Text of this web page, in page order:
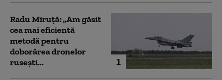
1
Radu Miruță: „Am găsit
cea mai eficientă
metodă pentru
doborârea dronelor
rusești...